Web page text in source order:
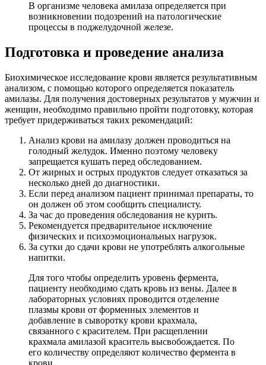
В организме человека амилаза определяется при
возникновении подозрений на патологические
процессы в поджелудочной железе.
Подготовка и проведение анализа
Биохимическое исследование крови является результативным
анализом, с помощью которого определяется показатель
амилазы. Для получения достоверных результатов у мужчин и
женщин, необходимо правильно пройти подготовку, которая
требует придерживаться таких рекомендаций:
Анализ крови на амилазу должен проводиться на
голодный желудок. Именно поэтому человеку
запрещается кушать перед обследованием.
От жирных и острых продуктов следует отказаться за
несколько дней до диагностики.
Если перед анализом пациент принимал препараты, то
он должен об этом сообщить специалисту.
За час до проведения обследования не курить.
Рекомендуется предварительное исключение
физических и психоэмоциональных нагрузок.
За сутки до сдачи крови не употреблять алкогольные
напитки.
Для того чтобы определить уровень фермента,
пациенту необходимо сдать кровь из вены. Далее в
лабораторных условиях проводится отделение
плазмы крови от форменных элементов и
добавление в сыворотку крови крахмала,
связанного с красителем. При расщеплении
крахмала амилазой краситель высвобождается. По
его количеству определяют количество фермента в
крови.